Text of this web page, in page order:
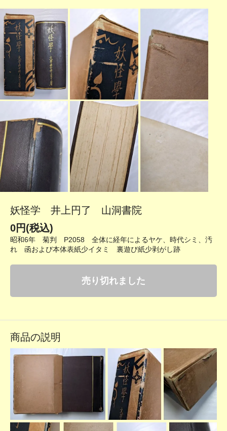
妖怪学 井上円了 山洞書院
0円(税込)
昭和6年 菊判 P2058 全体に経年によるヤケ、時代シミ、汚
れ 函および本体表紙少イタミ 裏遊び紙少剥がし跡
売り切れました
商品の説明